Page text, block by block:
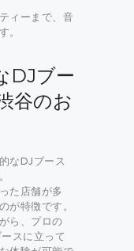
ィーまで、音
。
DJブー
谷のお
なDJブース
た店舗が多
が特徴です。
ら、プロの
スに立って